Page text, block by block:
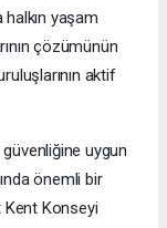
halkın yaşam
çözümünün
aktif
güvenliğine uygun
önemli bir
Kent Konseyi